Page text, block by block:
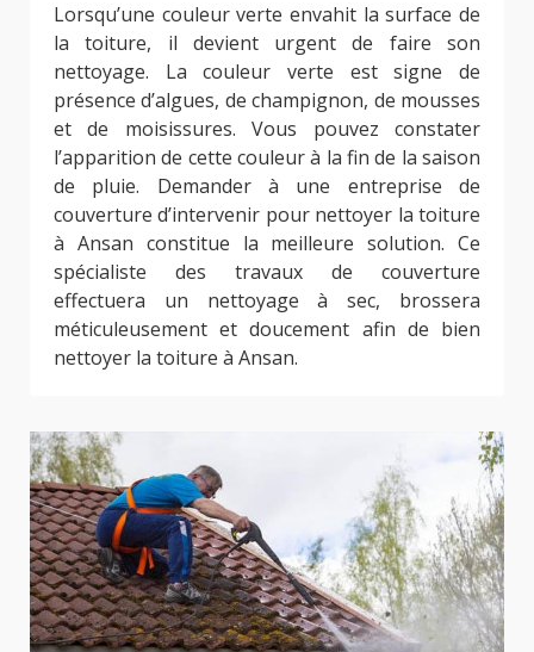
Lorsqu’une couleur verte envahit la surface de
la toiture, il devient urgent de faire son
nettoyage. La couleur verte est signe de
présence d’algues, de champignon, de mousses
et de moisissures. Vous pouvez constater
l’apparition de cette couleur à la fin de la saison
de pluie. Demander à une entreprise de
couverture d’intervenir pour nettoyer la toiture
à Ansan constitue la meilleure solution. Ce
spécialiste des travaux de couverture
effectuera un nettoyage à sec, brossera
méticuleusement et doucement afin de bien
nettoyer la toiture à Ansan.